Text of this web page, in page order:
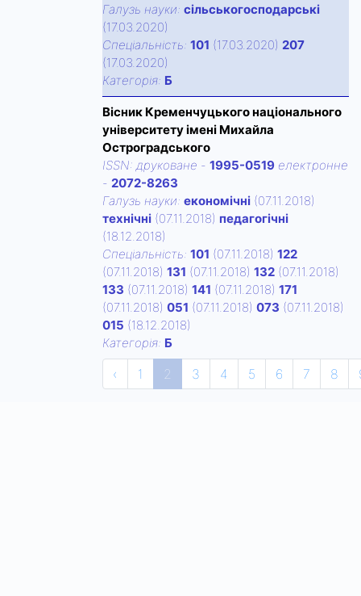
Галузь науки: сільськогосподарські
(17.03.2020)
Спецiальнiсть: 101 (17.03.2020) 207
(17.03.2020)
Категорiя: Б
Вісник Кременчуцького національного
університету імені Михайла
Остроградського
ISSN: друковане - 1995-0519 електронне
- 2072-8263
Галузь науки: економічні (07.11.2018)
технічні (07.11.2018) педагогічні
(18.12.2018)
Спецiальнiсть: 101 (07.11.2018) 122
(07.11.2018) 131 (07.11.2018) 132 (07.11.2018)
133 (07.11.2018) 141 (07.11.2018) 171
(07.11.2018) 051 (07.11.2018) 073 (07.11.2018)
015 (18.12.2018)
Категорiя: Б
‹ 1 2 3 4 5 6 7 8